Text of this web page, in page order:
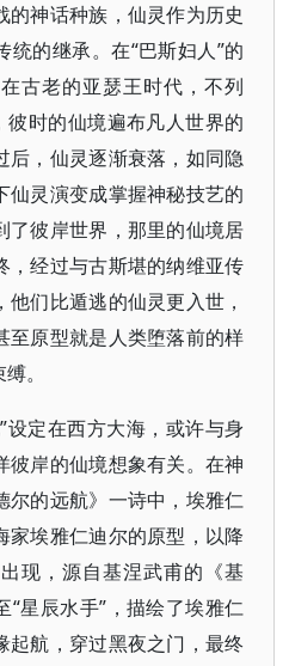
的神话种族，仙灵作为历史
的继承。在“巴斯妇人”的
古老的亚瑟王时代，不列
彼时的仙境遍布凡人世界的
后，仙灵逐渐衰落，如同隐
仙灵演变成掌握神秘技艺的
了彼岸世界，那里的仙境居
，经过与古斯堪的纳维亚传
们比遁逃的仙灵更入世，
至原型就是人类堕落前的样
。
设定在西方大海，或许与身
彼岸的仙境想象有关。在神
尔的远航》一诗中，埃雅仁
家埃雅仁迪尔的原型，以降
现，源自基涅武甫的《基
“星辰水手”，描绘了埃雅仁
起航，穿过黑夜之门，最终